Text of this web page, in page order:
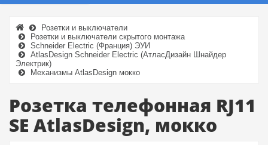
Розетки и выключатели
Розетки и выключатели скрытого монтажа
Schneider Electric (Франция) ЭУИ
AtlasDesign Schneider Electric (АтласДизайн Шнайдер
Электрик)
Механизмы AtlasDesign мокко
Розетка телефонная RJ11
SE AtlasDesign, мокко